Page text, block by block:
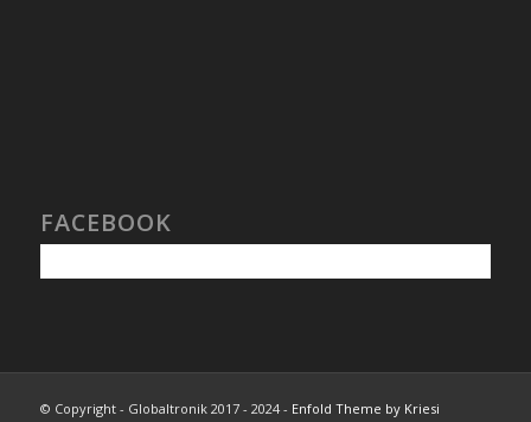
FACEBOOK
© Copyright - Globaltronik 2017 - 2024 - Enfold Theme by Kriesi